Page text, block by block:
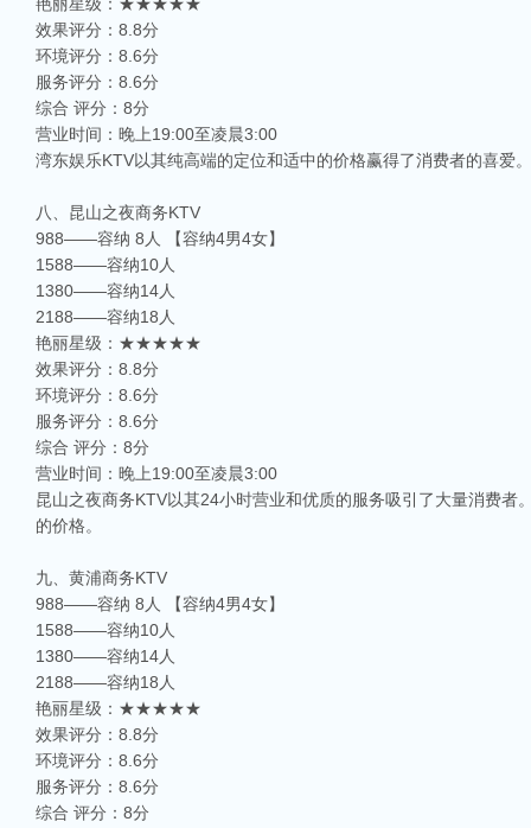
效果评分：8.8分
环境评分：8.6分
服务评分：8.6分
综合 评分：8分
营业时间：晚上19:00至凌晨3:00
湾东娱乐KTV以其纯高端的定位和适中的价格赢得了消费者的喜爱
八、昆山之夜商务KTV
988——容纳 8人 【容纳4男4女】
1588——容纳10人
1380——容纳14人
2188——容纳18人
艳丽星级：★★★★★
效果评分：8.8分
环境评分：8.6分
服务评分：8.6分
综合 评分：8分
营业时间：晚上19:00至凌晨3:00
昆山之夜商务KTV以其24小时营业和优质的服务吸引了大量消费
的价格。
九、黄浦商务KTV
988——容纳 8人 【容纳4男4女】
1588——容纳10人
1380——容纳14人
2188——容纳18人
艳丽星级：★★★★★
效果评分：8.8分
环境评分：8.6分
服务评分：8.6分
综合 评分：8分